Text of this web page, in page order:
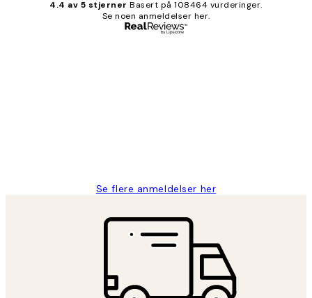
4.4 av 5 stjerner Basert på 108464 vurderinger.
Se noen anmeldelser her.
Se flere anmeldelser her